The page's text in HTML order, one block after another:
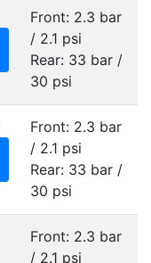
Front: 2.3 bar
/ 2.1 psi
Rear: 33 bar /
30 psi
Front: 2.3 bar
/ 2.1 psi
Rear: 33 bar /
30 psi
Front: 2.3 bar
/ 2.1 psi